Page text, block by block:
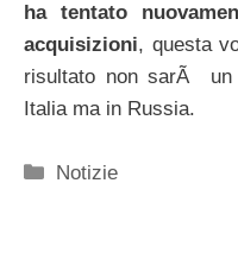
ha tentato
acquisizioni, questa
risultato non sarÃ un
Italia ma in Russia.
Categorie
Notizie